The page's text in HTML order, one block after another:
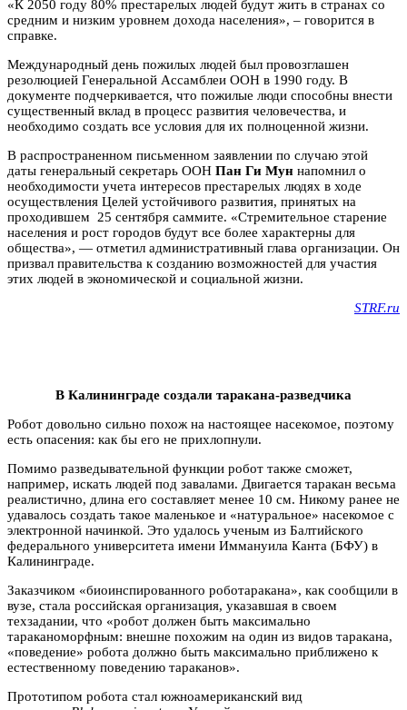
«К 2050 году 80% престарелых людей будут жить в странах со
средним и низким уровнем дохода населения», – говорится в
справке.
Международный день пожилых людей был провозглашен
резолюцией Генеральной Ассамблеи ООН в 1990 году. В
документе подчеркивается, что пожилые люди способны внести
существенный вклад в процесс развития человечества, и
необходимо создать все условия для их полноценной жизни.
В распространенном письменном заявлении по случаю этой
даты генеральный секретарь ООН Пан Ги Мун напомнил о
необходимости учета интересов престарелых людях в ходе
осуществления Целей устойчивого развития, принятых на
проходившем 25 сентября саммите. «Стремительное старение
населения и рост городов будут все более характерны для
общества», — отметил административный глава организации. Он
призвал правительства к созданию возможностей для участия
этих людей в экономической и социальной жизни.
STRF.ru
В Калининграде создали таракана-разведчика
Робот довольно сильно похож на настоящее насекомое, поэтому
есть опасения: как бы его не прихлопнули.
Помимо разведывательной функции робот также сможет,
например, искать людей под завалами. Двигается таракан весьма
реалистично, длина его составляет менее 10 см. Никому ранее не
удавалось создать такое маленькое и «натуральное» насекомое с
электронной начинкой. Это удалось ученым из Балтийского
федерального университета имени Иммануила Канта (БФУ) в
Калининграде.
Заказчиком «биоинспированного роботаракана», как сообщили в
вузе, стала российская организация, указавшая в своем
техзадании, что «робот должен быть максимально
тараканоморфным: внешне похожим на один из видов таракана,
«поведение» робота должно быть максимально приближено к
естественному поведению тараканов».
Прототипом робота стал южноамериканский вид